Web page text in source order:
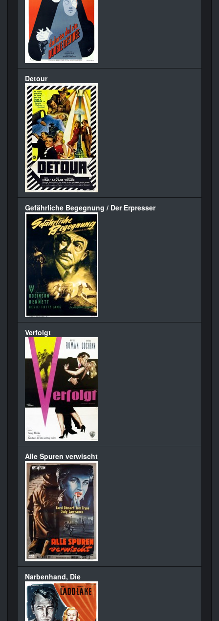
Detour
Gefährliche Begegnung / Der Erpresser
Verfolgt
Alle Spuren verwischt
Narbenhand, Die